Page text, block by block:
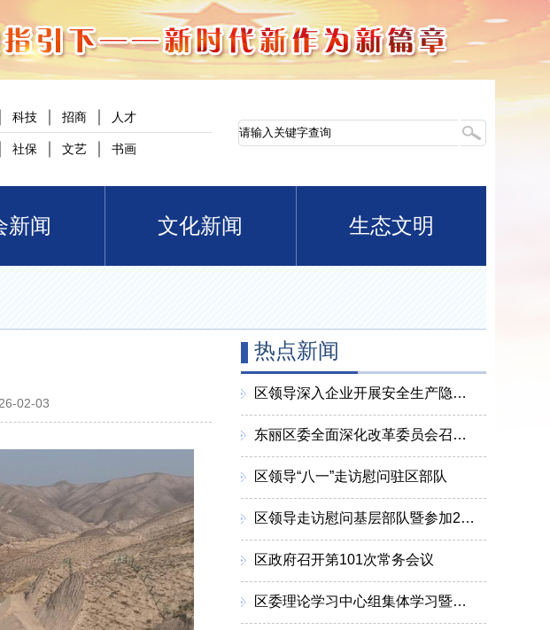
科技 招商 人才
社保 文艺 书画
新闻 文化新闻 生态文明
02-03
热点新闻
区领导深入企业开展安全生产隐患整改“回头看” 全力筑牢安全生产坚固防线
东丽区委全面深化改革委员会召开会议
区领导“八一”走访慰问驻区部队
区领导走访慰问基层部队暨参加2026年度“军事日”活动
区政府召开第101次常务会议
区委理论学习中心组集体学习暨调研成果交流会召开